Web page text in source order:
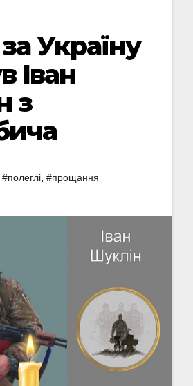
Україну
Іван
з
#полеглі, #прощання